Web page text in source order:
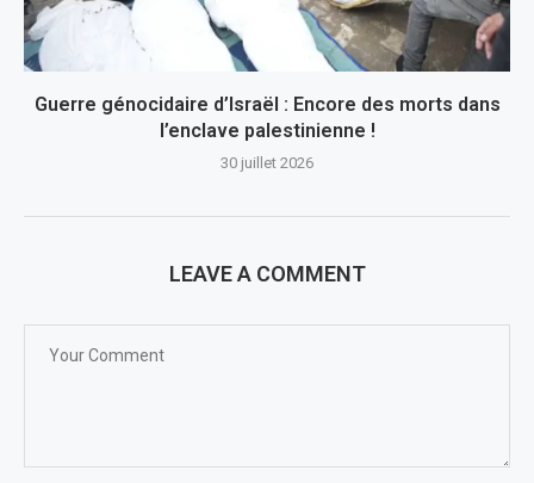
Guerre génocidaire d’Israël : Encore des morts dans
l’enclave palestinienne !
30 juillet 2026
LEAVE A COMMENT